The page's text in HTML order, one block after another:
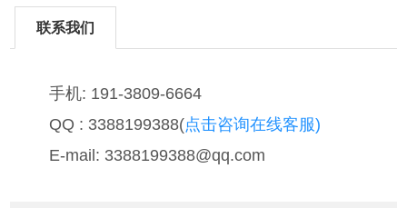
联系我们
手机: 191-3809-6664
QQ : 3388199388(点击咨询在线客服)
E-mail: 3388199388@qq.com